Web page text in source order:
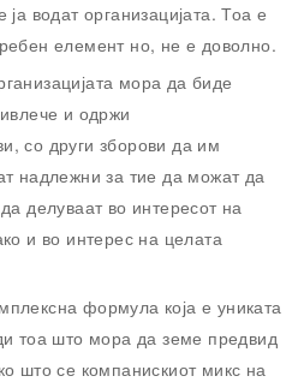
водат организацијата. Тоа е
елемент но, не е доволно.
мора да биде
и одржи
со други зборови да им
надлежни за тие да можат да
делуваат во интересот на
и во интерес на целата
формула која е униката
тоа што мора да земе предвид
што се компанискиот микс на